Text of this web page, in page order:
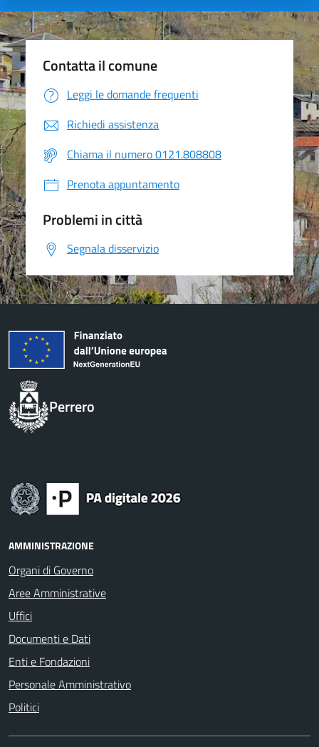
Contatta il comune
Leggi le domande frequenti
Richiedi assistenza
Chiama il numero 0121.808808
Prenota appuntamento
Problemi in città
Segnala disservizio
Perrero
AMMINISTRAZIONE
Organi di Governo
Aree Amministrative
Uffici
Documenti e Dati
Enti e Fondazioni
Personale Amministrativo
Politici